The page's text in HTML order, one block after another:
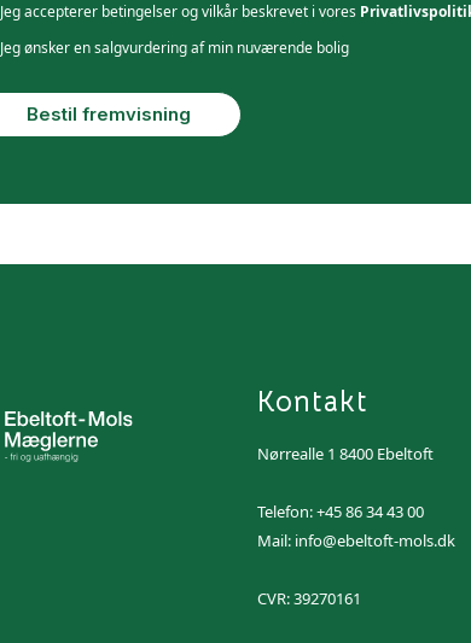
Jeg accepterer betingelser og vilkår beskrevet i vores
Jeg ønsker en salgvurdering af min nuværende bolig
Kontakt
Nørrealle 1 8400 Ebeltoft
Telefon:+45 86 34 43 00
Mail: info@ebeltoft-mols.dk
CVR: 39270161